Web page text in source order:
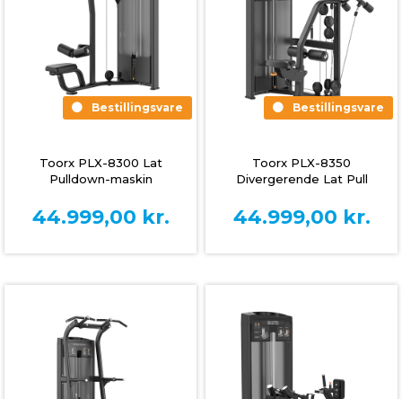
Bestillingsvare
Toorx PLX-8300 Lat
Pulldown-maskin
44.999,00 kr.
Bestillingsvare
Toorx PLX-8350
Divergerende Lat Pull
44.999,00 kr.